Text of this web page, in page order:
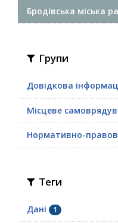
Бродівська міська
Групи
Довідкова
Місцеве
Нормативно-
Теги
Дані 1